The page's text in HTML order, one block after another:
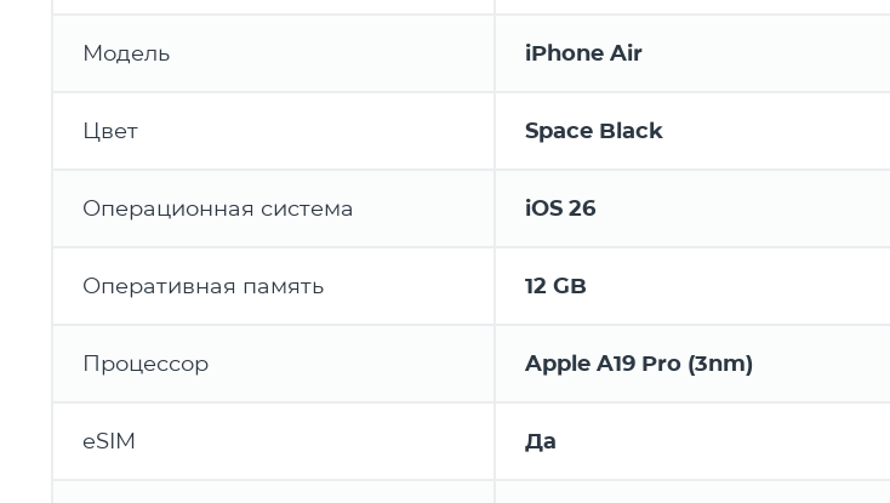
Модель iPhone Air
Цвет Space Black
Операционная система iOS 26
Оперативная память 12 GB
Процессор Apple A19 Pro (3nm)
eSIM Да